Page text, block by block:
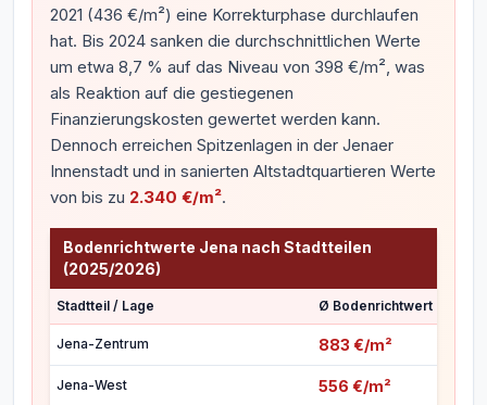
2021 (436 €/m²) eine Korrekturphase durchlaufen
hat. Bis 2024 sanken die durchschnittlichen Werte
um etwa 8,7 % auf das Niveau von 398 €/m², was
als Reaktion auf die gestiegenen
Finanzierungskosten gewertet werden kann.
Dennoch erreichen Spitzenlagen in der Jenaer
Innenstadt und in sanierten Altstadtquartieren Werte
von bis zu 2.340 €/m².
Bodenrichtwerte Jena nach Stadtteilen
(2025/2026)
Stadtteil / Lage Ø Bodenrichtwert
Jena-Zentrum 883 €/m²
Jena-West 556 €/m²